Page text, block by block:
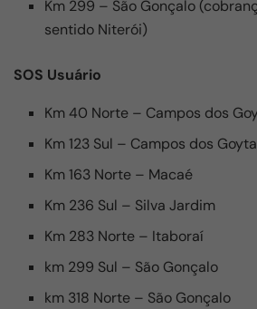
Km 299 – São Gonçalo
sentido Niterói)
SOS Usuário
Km 40 Norte – Campos dos
Km 123 Sul – Campos dos
Km 163 Norte – Macaé
Km 236 Sul – Silva Jardim
Km 283 Norte – Itaboraí
km 299 Sul – São Gonçalo
km 318 Norte – São Gonçalo